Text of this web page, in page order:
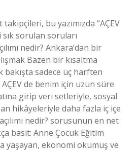
bu yazımızda “AÇEV
sık sorulan soruları
nedir? Ankara’dan bir
Bazen bir kısaltma
bakışta sadece üç harften
de benim için uzun süre
girip veri setleriyle, sosyal
hikâyeleriyle daha fazla iç içe
nedir? sorusunun en net
basit: Anne Çocuk Eğitim
yaşayan, ekonomi okumuş ve